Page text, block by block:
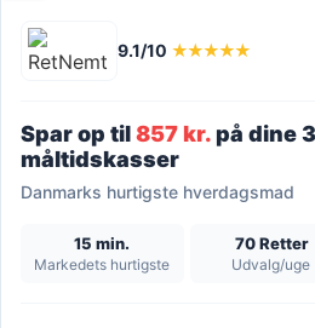
9.1/10 ★★★★★
Spar op til857 kr.på dine
måltidskasser
Danmarks hurtigste hverdagsmad
15 min.
Markedets hurtigste
70 Retter
Udvalg/uge